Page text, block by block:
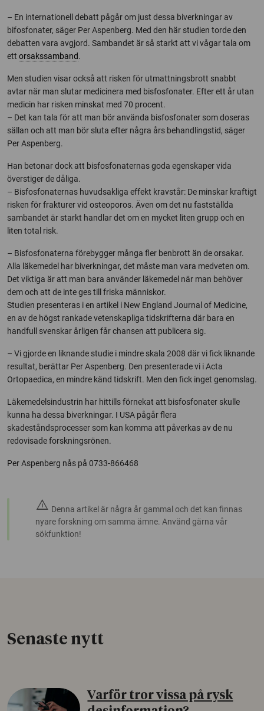
– En internationell debatt pågår om just dessa biverkningar av
bifosfonater, säger Per Aspenberg. Med den här studien torde den
debatten vara avgjord. Sambandet är så starkt att vi vågar tala om
ett orsakssamband.
Men studien visar också att risken för utmattningsbrott snabbt
avtar när man slutar medicinera med bisfosfonater. Efter ett år utan
medicin har risken minskat med 70 procent.
– Det kan tala för att man bör använda bisfosfonater som doseras
sällan och att man bör sluta efter några års behandlingstid, säger
Per Aspenberg.
Han betonar dock att bisfosfonaternas goda egenskaper vida
överstiger de dåliga.
– Bisfosfonaternas huvudsakliga effekt kravstår: De minskar kraftigt
risken för frakturer vid osteoporos. Även om det nu fastställda
sambandet är starkt handlar det om en mycket liten grupp och en
liten total risk.
– Bisfosfonaterna förebygger många fler benbrott än de orsakar.
Alla läkemedel har biverkningar, det måste man vara medveten om.
Det viktiga är att man bara använder läkemedel när man behöver
dem och att de inte ges till friska människor.
Studien presenteras i en artikel i New England Journal of Medicine,
en av de högst rankade vetenskapliga tidskrifterna där bara en
handfull svenskar årligen får chansen att publicera sig.
– Vi gjorde en liknande studie i mindre skala 2008 där vi fick liknande
resultat, berättar Per Aspenberg. Den presenterade vi i Acta
Ortopaedica, en mindre känd tidskrift. Men den fick inget genomslag.
Läkemedelsindustrin har hittills förnekat att bisfosfonater skulle
kunna ha dessa biverkningar. I USA pågår flera
skadeståndsprocesser som kan komma att påverkas av de nu
redovisade forskningsrönen.
Per Aspenberg nås på 0733-866468
warning Denna artikel är några år gammal och det kan finnas
nyare forskning om samma ämne. Använd gärna vår
sökfunktion!
Senaste nytt
Varför tror vissa på rysk